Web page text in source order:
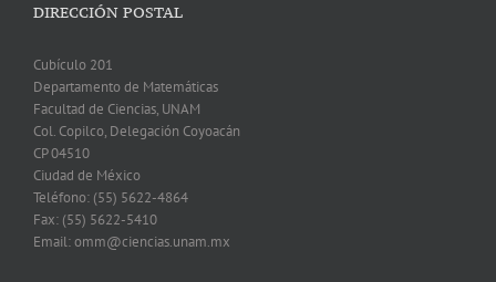
DIRECCIÓN POSTAL
Cubículo 201
Departamento de Matemáticas
Facultad de Ciencias, UNAM
Col. Copilco, Delegación Coyoacán
CP 04510
Ciudad de México
Teléfono: (55) 5622-4864
Fax: (55) 5622-5410
Email: omm@ciencias.unam.mx